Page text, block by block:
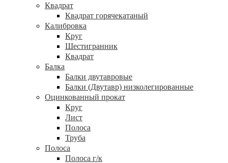
Квадрат
Квадрат горячекатаный
Калибровка
Круг
Шестигранник
Квадрат
Балка
Балки двутавровые
Балки (Двутавр) низколегированные
Оцинкованный прокат
Круг
Лист
Полоса
Труба
Полоса
Полоса г/к